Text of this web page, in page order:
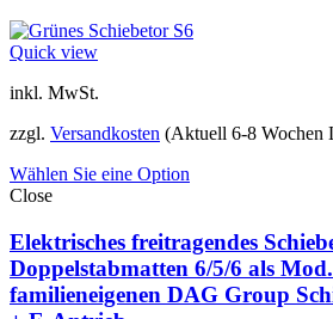
Quick view
inkl. MwSt.
zzgl. Versandkosten (Aktuell 6-8 Wochen
Wählen Sie eine Option
Close
Elektrisches freitragendes
Doppelstabmatten 6/5/6 als
familieneigenen DAG Group